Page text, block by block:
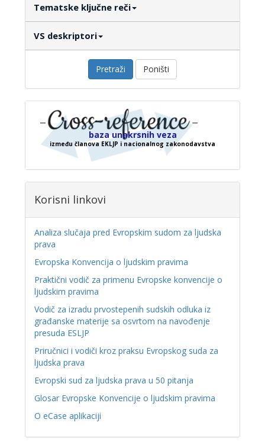
Tematske ključne reči
VS deskriptori
Pretraži Poništi
baza unakrsnih veza
između članova EKLJP i nacionalnog zakonodavstva
Korisni linkovi
Analiza slučaja pred Evropskim sudom za ljudska
prava
Evropska Konvencija o ljudskim pravima
Praktični vodič za primenu Evropske konvencije o
ljudskim pravima
Vodič za izradu prvostepenih sudskih odluka iz
građanske materije sa osvrtom na navođenje
presuda ESLJP
Priručnici i vodiči kroz praksu Evropskog suda za
ljudska prava
Evropski sud za ljudska prava u 50 pitanja
Glosar Evropske Konvencije o ljudskim pravima
O eCase aplikaciji